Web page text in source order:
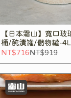
【日本霜山】寬口玻
桶/醃漬罐/儲物罐-4L
NT$716NT$919